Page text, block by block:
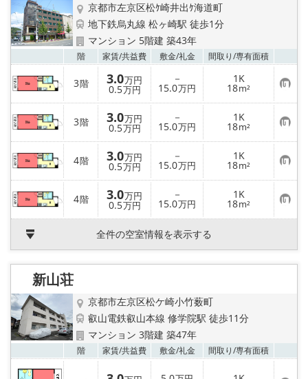
京都市左京区松ｹ崎井出ｹ海道町
地下鉄烏丸線 松ヶ崎駅 徒歩1分
マンション 5階建 築43年
階 家賃/共益費 敷金/礼金 間取り/専有面積
3階 3.0万円
0.5万円
－
15.0万円
1K
18m² お
気
に
入
り
登
録
3階 3.0万円
0.5万円
－
15.0万円
1K
18m² お
気
に
入
り
登
録
4階 3.0万円
0.5万円
－
15.0万円
1K
18m² お
気
に
入
り
登
録
4階 3.0万円
0.5万円
－
15.0万円
1K
18m² お
気
に
登
録
全件の空室情報を表示する
新山荘
京都市左京区松ケ崎小竹薮町
叡山電鉄叡山本線 修学院駅 徒歩11分
マンション 3階建 築47年
階 家賃/共益費 敷金/礼金 間取り/専有面積